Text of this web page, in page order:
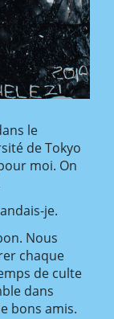
le
de Tokyo
moi. On
je.
Nous
chaque
de culte
dans
bons amis.